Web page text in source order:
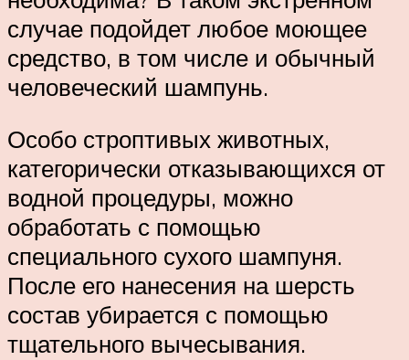
случае подойдет любое моющее
средство, в том числе и обычный
человеческий шампунь.
Особо строптивых животных,
категорически отказывающихся от
водной процедуры, можно
обработать с помощью
специального сухого шампуня.
После его нанесения на шерсть
состав убирается с помощью
тщательного вычесывания.